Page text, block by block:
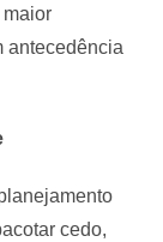
antecedência
cedo,